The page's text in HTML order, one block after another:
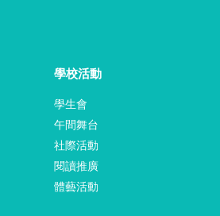
學校活動
學生會
午間舞台
社際活動
閱讀推廣
體藝活動